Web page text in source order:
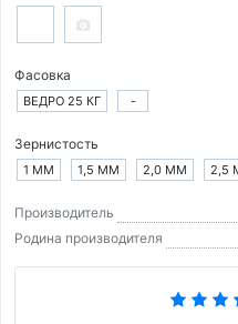
Фасовка
ВЕДРО 25 КГ -
Зернистость
1 ММ 1,5 ММ 2,0 ММ 2,5
Производитель
Родина производителя